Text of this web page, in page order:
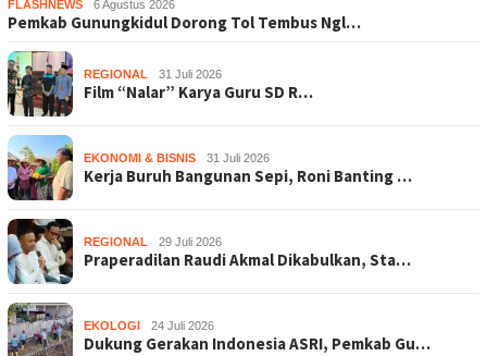
FLASHNEWS 6 Agustus 2026
Pemkab Gunungkidul Dorong Tol Tembus Ngl…
REGIONAL 31 Juli 2026
Film “Nalar” Karya Guru SD R…
EKONOMI & BISNIS 31 Juli 2026
Kerja Buruh Bangunan Sepi, Roni Banting …
REGIONAL 29 Juli 2026
Praperadilan Raudi Akmal Dikabulkan, Sta…
EKOLOGI 24 Juli 2026
Dukung Gerakan Indonesia ASRI, Pemkab Gu…